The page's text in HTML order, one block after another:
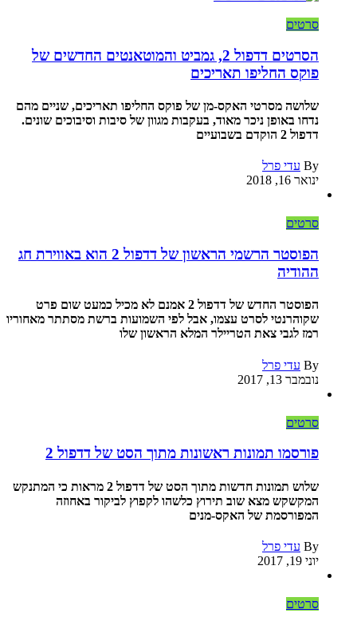
סרטים
הסרטים דדפול 2, גמביט והמוטאנטים החדשים של
פוקס החליפו תאריכים
שלושה מסרטי האקס-מן של פוקס החליפו תאריכים, שניים מהם
נדחו באופן ניכר מאוד, בעקבות מגוון של סיבות וסיבוכים שונים.
דדפול 2 הוקדם בשבועיים
By עדי פרל
ינואר 16, 2018
סרטים
הפוסטר הרשמי הראשון של דדפול 2 הוא באווירת חג
ההודיה
הפוסטר החדש של דדפול 2 אמנם לא מכיל כמעט שום פרט
שקוהרנטי לסרט עצמו, אבל לפי השמועות ברשת מסתתר מאחוריו
רמז לגבי צאת הטריילר המלא הראשון שלו
By עדי פרל
נובמבר 13, 2017
סרטים
פורסמו תמונות ראשונות מתוך הסט של דדפול 2
שלוש תמונות חדשות מתוך הסט של דדפול 2 מראות כי המתנקש
המקשקש מצא שוב תירוץ כלשהו לקפוץ לביקור באחוזה
המפורסמת של האקס-מנים
By עדי פרל
יוני 19, 2017
סרטים